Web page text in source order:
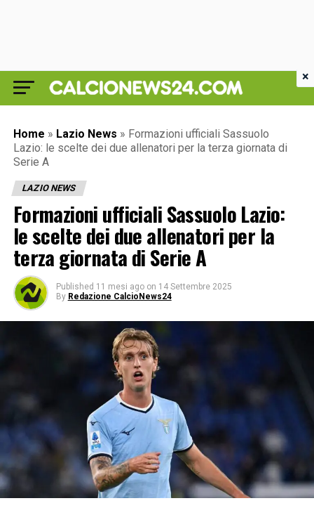
Home » Lazio News » Formazioni ufficiali Sassuolo
Lazio: le scelte dei due allenatori per la terza giornata di
Serie A
LAZIO NEWS
Formazioni ufficiali Sassuolo Lazio:
le scelte dei due allenatori per la
terza giornata di Serie A
Published 11 mesi ago on 14 Settembre 2025
By Redazione CalcioNews24
×